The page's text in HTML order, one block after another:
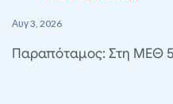
Αυγ 3, 2026
Παραπόταμος: Στη ΜΕΘ